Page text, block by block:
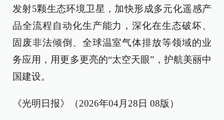
发射5颗生态环境卫星，加快形成多元化遥感产
品全流程自动化生产能力，深化在生态破坏、
固废非法倾倒、全球温室气体排放等领域的业
务应用，用更多更亮的“太空天眼”，护航美丽中
国建设。
《光明日报》（2026年04月28日 08版）